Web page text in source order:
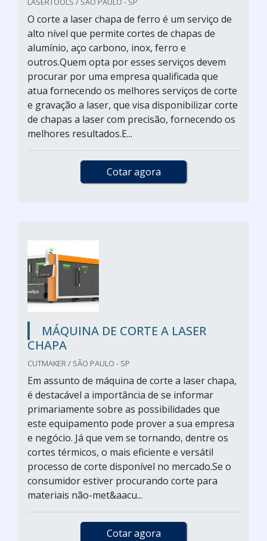
O corte a laser chapa de ferro é um serviço de
alto nível que permite cortes de chapas de
alumínio, aço carbono, inox, ferro e
outros.Quem opta por esses serviços devem
procurar por uma empresa qualificada que
atua fornecendo os melhores serviços de corte
e gravação a laser, que visa disponibilizar corte
de chapas a laser com precisão, fornecendo os
melhores resultados.E...
Cotar agora
MÁQUINA DE CORTE A LASER
CHAPA
CUTMAKER / SÃO PAULO - SP
Em assunto de máquina de corte a laser chapa,
é destacável a importância de se informar
primariamente sobre as possibilidades que
este equipamento pode prover a sua empresa
e negócio. Já que vem se tornando, dentre os
cortes térmicos, o mais eficiente e versátil
processo de corte disponível no mercado.Se o
consumidor estiver procurando corte para
materiais não-met&aacu...
Cotar agora